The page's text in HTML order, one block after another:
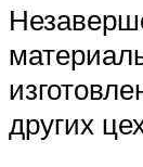
других